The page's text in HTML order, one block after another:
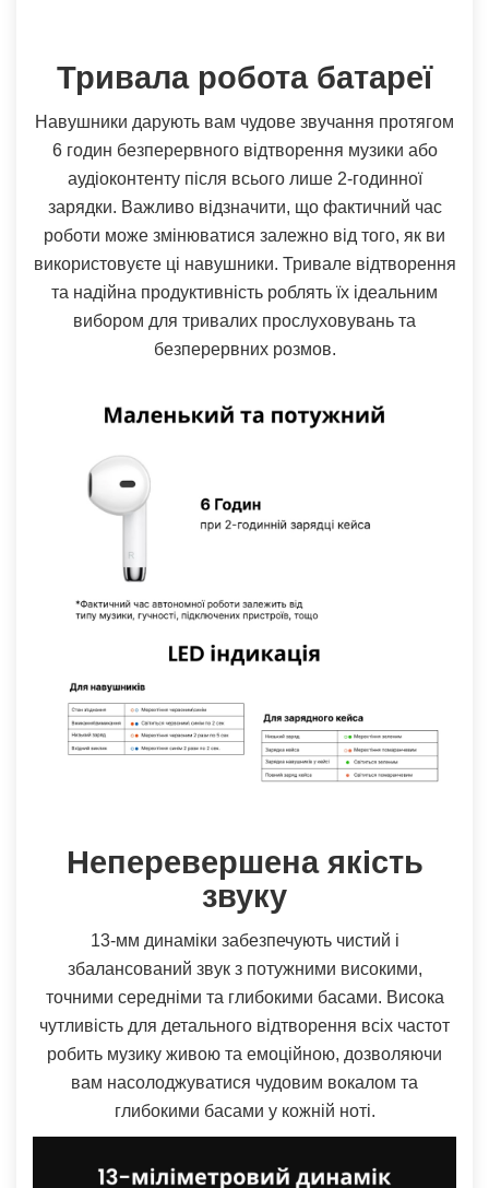
Тривала робота батареї
Навушники дарують вам чудове звучання протягом
6 годин безперервного відтворення музики або
аудіоконтенту після всього лише 2-годинної
зарядки. Важливо відзначити, що фактичний час
роботи може змінюватися залежно від того, як ви
використовуєте ці навушники. Тривале відтворення
та надійна продуктивність роблять їх ідеальним
вибором для тривалих прослуховувань та
безперервних розмов.
Неперевершена якість
звуку
13-мм динаміки забезпечують чистий і
збалансований звук з потужними високими,
точними середніми та глибокими басами. Висока
чутливість для детального відтворення всіх частот
робить музику живою та емоційною, дозволяючи
вам насолоджуватися чудовим вокалом та
глибокими басами у кожній ноті.